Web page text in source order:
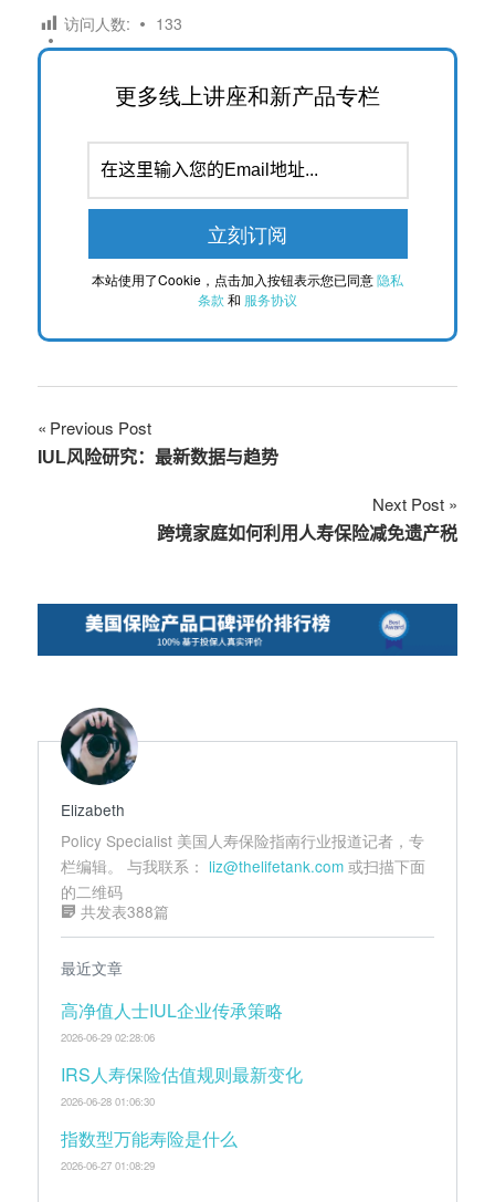
访问人数: 133
更多线上讲座和新产品专栏
本站使用了Cookie，点击加入按钮表示您已同意隐私
条款 和 服务协议
文Previous Post
IUL风险研究：最新数据与趋势
Next Post
跨境家庭如何利用人寿保险减免遗产税
Elizabeth
Policy Specialist 美国人寿保险指南行业报道记者，专
栏编辑。 与我联系： liz@thelifetank.com 或扫描下面
的二维码
共发表388篇
最近文章
高净值人士IUL企业传承策略
2026-06-29 02:28:06
IRS人寿保险估值规则最新变化
2026-06-28 01:06:30
指数型万能寿险是什么
2026-06-27 01:08:29